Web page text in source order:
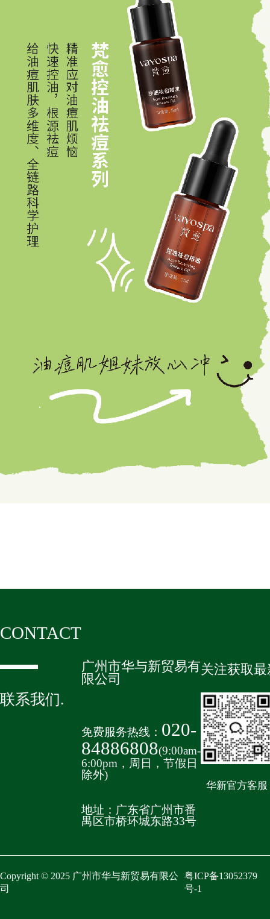
CONTACT
联系我们.
广州市华与新贸易有
限公司
免费服务热线： 020-
84886808(9:00am-
6:00pm，周日，节假日
除外)
地址：广东省广州市番
禺区市桥环城东路33号
关注获取
华新官方客服
Copyright © 2025 广州市华与新贸易有限公
司
粤ICP备13052379
号-1